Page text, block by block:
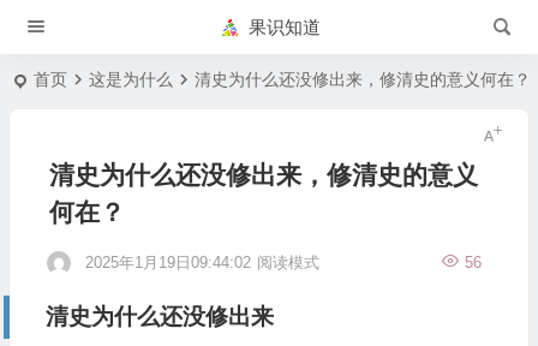
果识知道
首页 这是为什么 清史为什么还没修出来，修清史的意义何在？
清史为什么还没修出来，修清史的意义
何在？
2025年1月19日09:44:02 56
阅读模式
清史为什么还没修出来